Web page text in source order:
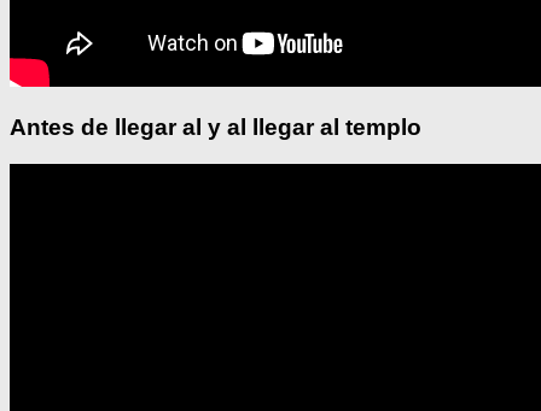
Antes de llegar al y al llegar al templo